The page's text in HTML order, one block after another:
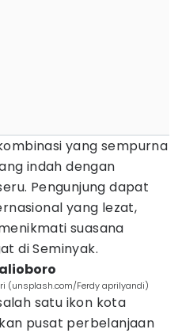
yang sempurna
indah dengan
Pengunjung dapat
yang lezat,
suasana
di Seminyak.
(unsplash.com/Ferdy aprilyandi)
satu ikon kota
pusat perbelanjaan